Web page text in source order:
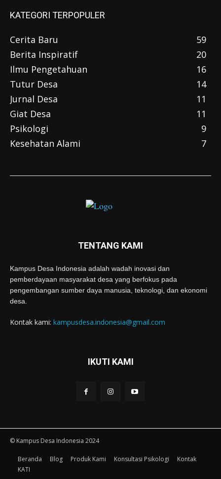
KATEGORI TERPOPULER
Cerita Baru
59
Berita Inspiratif
20
Ilmu Pengetahuan
16
Tutur Desa
14
Jurnal Desa
11
Giat Desa
11
Psikologi
9
Kesehatan Alami
7
TENTANG KAMI
Kampus Desa Indonesia adalah wadah inovasi dan
pemberdayaan masyarakat desa yang berfokus pada
pengembangan sumber daya manusia, teknologi, dan ekonomi
desa.
Kontak kami: kampusdesa.indonesia@gmail.com
IKUTI KAMI
© Kampus Desa Indonesia 2024
Beranda Blog Produk Kami Konsultasi Psikologi
Kontak
KATI